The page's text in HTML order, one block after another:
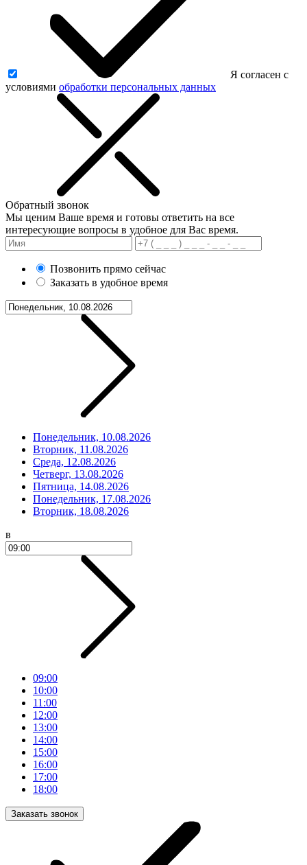
Я согласен с
условиями обработки персональных данных
Обратный звонок
Мы ценим Ваше время и готовы ответить на все
интересующие вопросы в удобное для Вас время.
Позвонить прямо сейчас
Заказать в удобное время
Понедельник, 10.08.2026
Вторник, 11.08.2026
Среда, 12.08.2026
Четверг, 13.08.2026
Пятница, 14.08.2026
Понедельник, 17.08.2026
Вторник, 18.08.2026
в
09:00
10:00
11:00
12:00
13:00
14:00
15:00
16:00
17:00
18:00
Заказать звонок